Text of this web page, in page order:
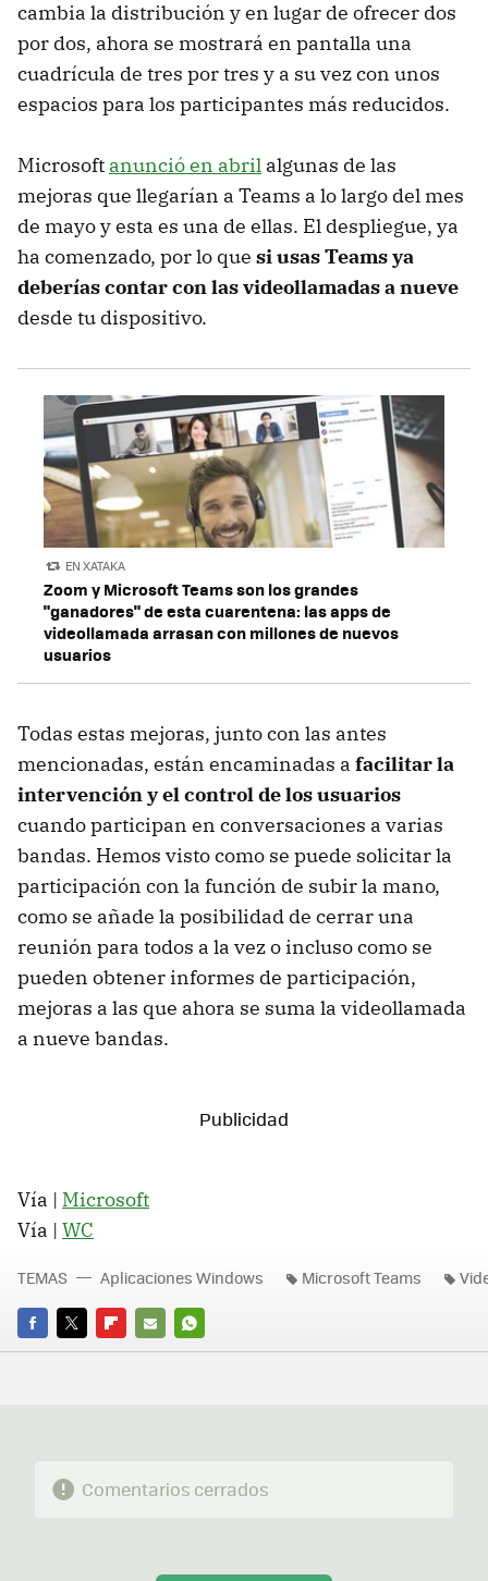
cambia la distribución y en lugar de ofrecer dos
por dos, ahora se mostrará en pantalla una
cuadrícula de tres por tres y a su vez con unos
espacios para los participantes más reducidos.
Microsoft anunció en abril algunas de las
mejoras que llegarían a Teams a lo largo del mes
de mayo y esta es una de ellas. El despliegue, ya
ha comenzado, por lo que si usas Teams ya
deberías contar con las videollamadas a nueve
desde tu dispositivo.
EN XATAKA
Zoom y Microsoft Teams son los grandes
"ganadores" de esta cuarentena: las apps de
videollamada arrasan con millones de nuevos
usuarios
Todas estas mejoras, junto con las antes
mencionadas, están encaminadas a facilitar la
intervención y el control de los usuarios
cuando participan en conversaciones a varias
bandas. Hemos visto como se puede solicitar la
participación con la función de subir la mano,
como se añade la posibilidad de cerrar una
reunión para todos a la vez o incluso como se
pueden obtener informes de participación,
mejoras a las que ahora se suma la videollamada
a nueve bandas.
Vía | Microsoft
Vía | WC
FACEBOOK
TWITTERFLIPBOARD
E-
WHATSAPP
TEMAS Aplicaciones Windows Microsoft Teams
Comentarios cerrados